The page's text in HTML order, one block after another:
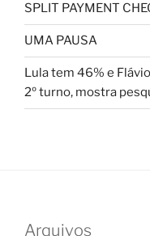
SPLIT PAYMENT
UMA PAUSA
Lula tem 46% e
2º turno, mostra
Arquivos